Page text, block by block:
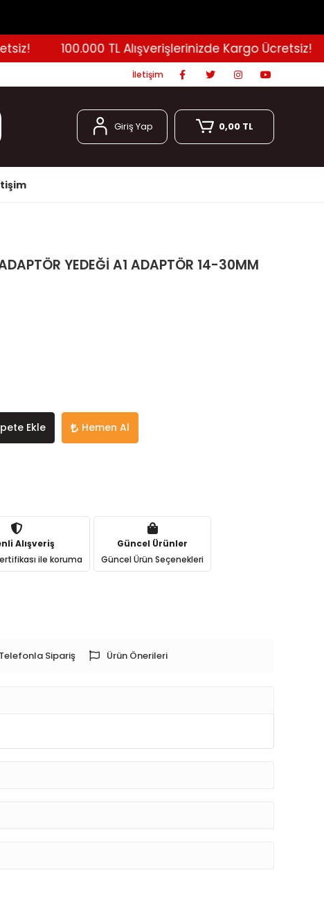
100.000 TL Alışverişlerinizde Kargo Ücretsiz!
İletişim
Giriş Yap 0,00 TL
YEDEĞİ A1 ADAPTÖR 14-30MM
Ekle Hemen Al
Alışveriş
ile koruma
Güncel Ürünler
Güncel Ürün Seçenekleri
Telefonla Sipariş Ürün Önerileri